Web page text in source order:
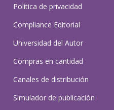
Política de privacidad
Compliance Editorial
Universidad del Autor
Compras en cantidad
Canales de distribución
Simulador de publicación